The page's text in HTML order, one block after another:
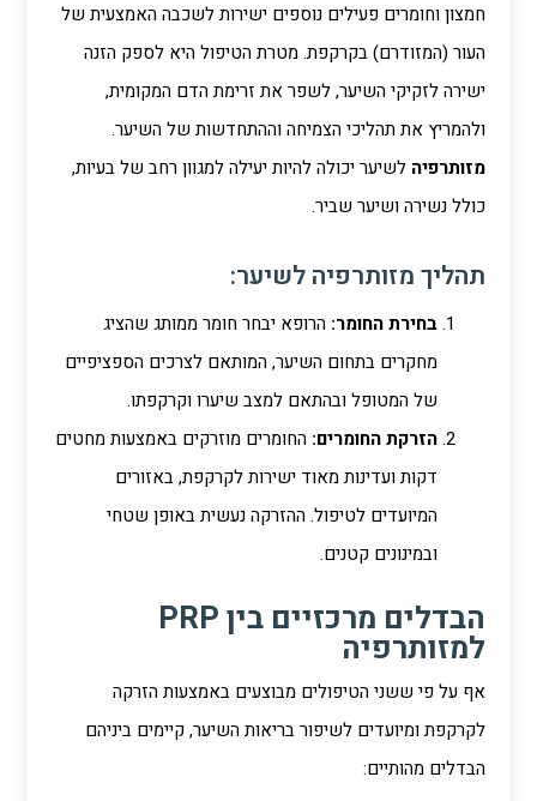
חמצון וחומרים פעילים נוספים ישירות לשכבה האמצעית של
העור (המזודרם) בקרקפת. מטרת הטיפול היא לספק הזנה
ישירה לזקיקי השיער, לשפר את זרימת הדם המקומית,
ולהמריץ את תהליכי הצמיחה וההתחדשות של השיער.
מזותרפיה לשיער יכולה להיות יעילה למגוון רחב של בעיות,
כולל נשירה ושיער שביר.
תהליך מזותרפיה לשיער:
בחירת החומר: הרופא יבחר חומר ממותג שהציג
מחקרים בתחום השיער, המותאם לצרכים הספציפיים
של המטופל ובהתאם למצב שיערו וקרקפתו.
הזרקת החומרים: החומרים מוזרקים באמצעות מחטים
דקות ועדינות מאוד ישירות לקרקפת, באזורים
המיועדים לטיפול. ההזרקה נעשית באופן שטחי
ובמינונים קטנים.
הבדלים מרכזיים בין PRP
למזותרפיה
אף על פי ששני הטיפולים מבוצעים באמצעות הזרקה
לקרקפת ומיועדים לשיפור בריאות השיער, קיימים ביניהם
הבדלים מהותיים: